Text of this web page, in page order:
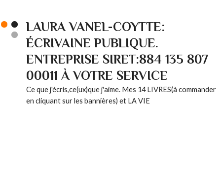
LAURA VANEL-COYTTE:
ÉCRIVAINE PUBLIQUE.
ENTREPRISE SIRET:884 135 807
00011 À VOTRE SERVICE
Ce que j'écris,ce(ux)que j'aime. Mes 14 LIVRES(à commander
en cliquant sur les bannières) et LA VIE